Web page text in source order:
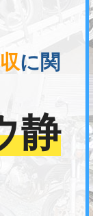
に関
静